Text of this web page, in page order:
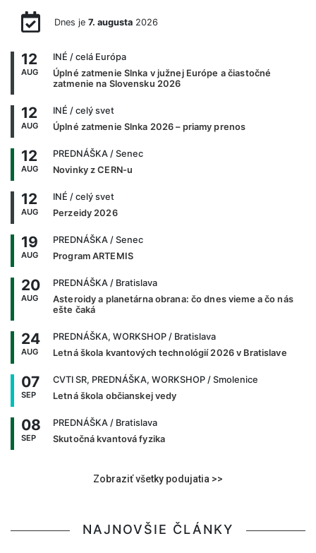
Dnes je 7. augusta2026
12
AUG
INÉ / celá Európa
Úplné zatmenie Slnka v južnej Európe a čiastočné
zatmenie na Slovensku 2026
12
AUG
INÉ / celý svet
Úplné zatmenie Slnka 2026 – priamy prenos
12
AUG
PREDNÁŠKA / Senec
Novinky z CERN-u
12
AUG
INÉ / celý svet
Perzeidy 2026
19
AUG
PREDNÁŠKA / Senec
Program ARTEMIS
20
AUG
PREDNÁŠKA / Bratislava
Asteroidy a planetárna obrana: čo dnes vieme a čo nás
ešte čaká
24
AUG
PREDNÁŠKA, WORKSHOP / Bratislava
Letná škola kvantových technológií 2026 v Bratislave
07
SEP
CVTI SR, PREDNÁŠKA, WORKSHOP / Smolenice
Letná škola občianskej vedy
08
SEP
PREDNÁŠKA / Bratislava
Skutočná kvantová fyzika
Zobraziť všetky podujatia >>
NAJNOVŠIE ČLÁNKY